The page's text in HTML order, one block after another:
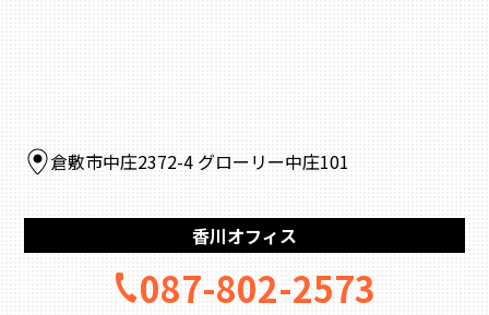
倉敷市中庄2372-4 グローリー中庄101
香川オフィス
087-802-2573